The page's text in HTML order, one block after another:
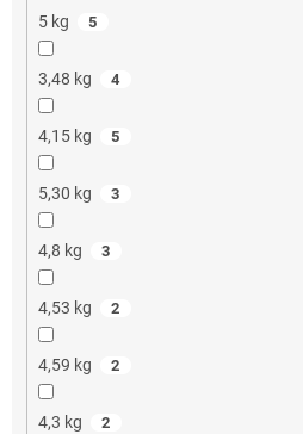
5 kg 5
3,48 kg 4
4,15 kg 5
5,30 kg 3
4,8 kg 3
4,53 kg 2
4,59 kg 2
4,3 kg 2